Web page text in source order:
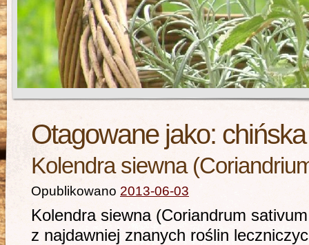
Otagowane jako:
Kolendra siewna
Opublikowano 2013-06-03
Kolendra siewna (Coriandrum
z najdawniej znanych roślin